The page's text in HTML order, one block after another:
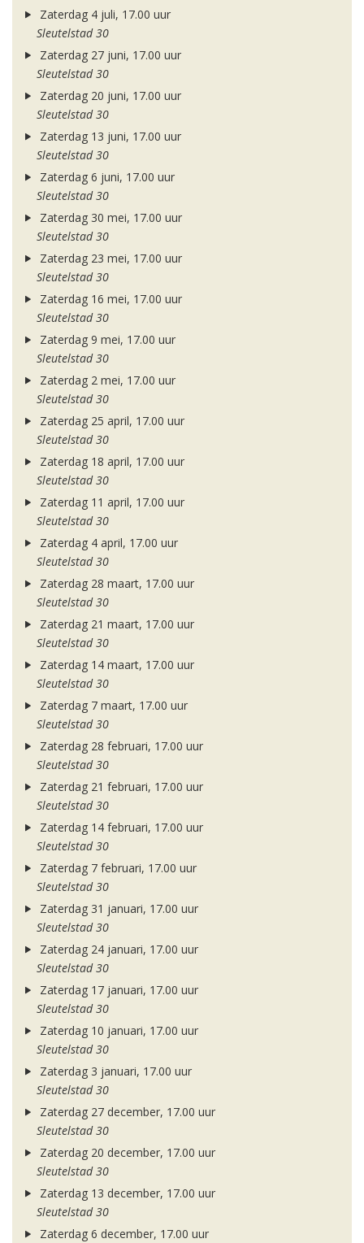
Zaterdag 4 juli, 17.00 uur
Sleutelstad 30
Zaterdag 27 juni, 17.00 uur
Sleutelstad 30
Zaterdag 20 juni, 17.00 uur
Sleutelstad 30
Zaterdag 13 juni, 17.00 uur
Sleutelstad 30
Zaterdag 6 juni, 17.00 uur
Sleutelstad 30
Zaterdag 30 mei, 17.00 uur
Sleutelstad 30
Zaterdag 23 mei, 17.00 uur
Sleutelstad 30
Zaterdag 16 mei, 17.00 uur
Sleutelstad 30
Zaterdag 9 mei, 17.00 uur
Sleutelstad 30
Zaterdag 2 mei, 17.00 uur
Sleutelstad 30
Zaterdag 25 april, 17.00 uur
Sleutelstad 30
Zaterdag 18 april, 17.00 uur
Sleutelstad 30
Zaterdag 11 april, 17.00 uur
Sleutelstad 30
Zaterdag 4 april, 17.00 uur
Sleutelstad 30
Zaterdag 28 maart, 17.00 uur
Sleutelstad 30
Zaterdag 21 maart, 17.00 uur
Sleutelstad 30
Zaterdag 14 maart, 17.00 uur
Sleutelstad 30
Zaterdag 7 maart, 17.00 uur
Sleutelstad 30
Zaterdag 28 februari, 17.00 uur
Sleutelstad 30
Zaterdag 21 februari, 17.00 uur
Sleutelstad 30
Zaterdag 14 februari, 17.00 uur
Sleutelstad 30
Zaterdag 7 februari, 17.00 uur
Sleutelstad 30
Zaterdag 31 januari, 17.00 uur
Sleutelstad 30
Zaterdag 24 januari, 17.00 uur
Sleutelstad 30
Zaterdag 17 januari, 17.00 uur
Sleutelstad 30
Zaterdag 10 januari, 17.00 uur
Sleutelstad 30
Zaterdag 3 januari, 17.00 uur
Sleutelstad 30
Zaterdag 27 december, 17.00 uur
Sleutelstad 30
Zaterdag 20 december, 17.00 uur
Sleutelstad 30
Zaterdag 13 december, 17.00 uur
Sleutelstad 30
Zaterdag 6 december, 17.00 uur